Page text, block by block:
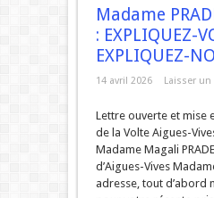
Madame
: EXPLIQUEZ-
EXPLIQUEZ-
14 avril 2026 Laisser
Lettre ouverte et mise
de la Volte Aigues-
Madame Magali
d’Aigues-Vives
adresse, tout d’abord